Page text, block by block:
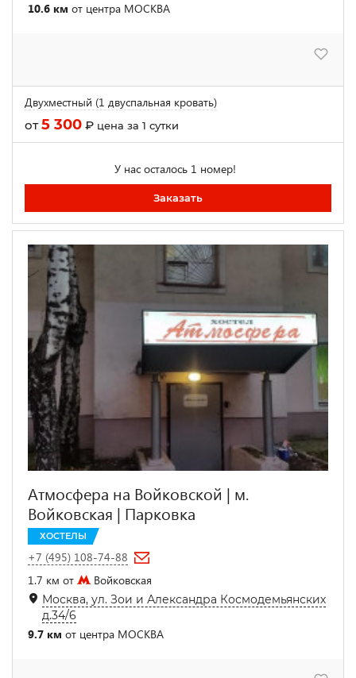
10.6 км от центра МОСКВА
Двухместный (1 двуспальная кровать)
от5 300 ₽ цена за 1 сутки
У нас осталось 1 номер!
Заказать
Атмосфера на Войковской | м.
Войковская | Парковка
ХОСТЕЛЫ
+7 (495) 108-74-88
1.7 км от
Войковская
Москва, ул. Зои и Александра Космодемьянских
д.34/6
9.7 км от центра МОСКВА